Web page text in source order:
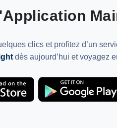
clics et profitez d’un
dès aujourd’hui et voyagez